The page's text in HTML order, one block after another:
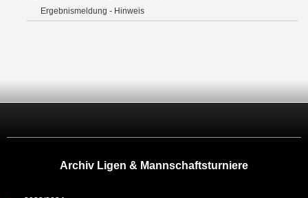
Ergebnismeldung - Hinweis
Archiv Ligen & Mannschaftsturniere